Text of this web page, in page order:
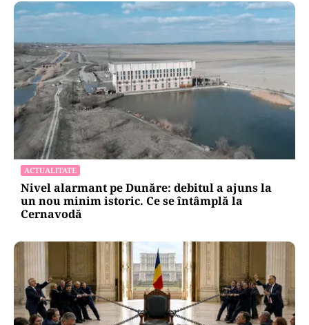
ACTUALITATE
Nivel alarmant pe Dunăre: debitul a ajuns la
un nou minim istoric. Ce se întâmplă la
Cernavodă